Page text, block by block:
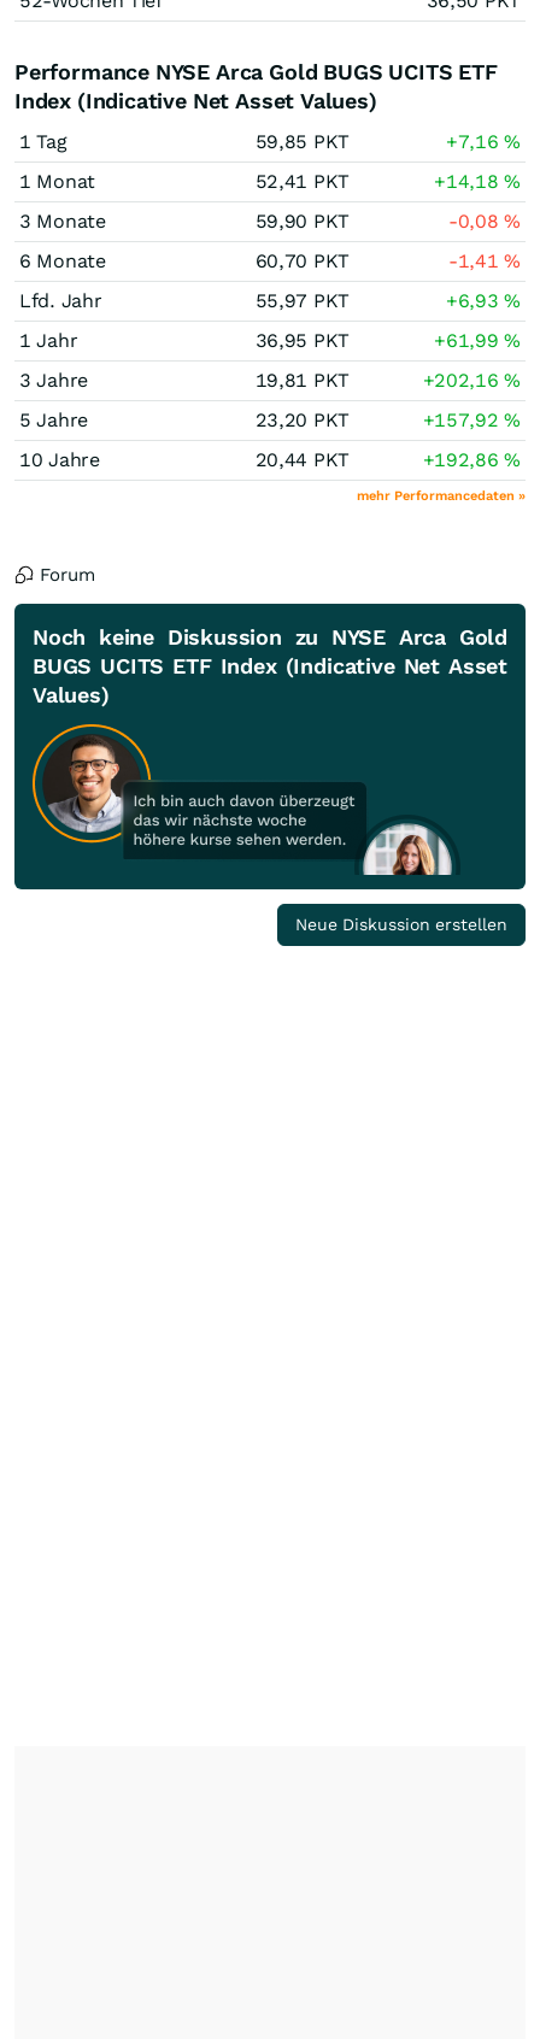
Performance NYSE Arca Gold BUGS UCITS ETF
Index (Indicative Net Asset Values)
1 Tag 59,85 PKT +7,16%
1 Monat
52,41 PKT +14,18%
3 Monate
59,90 PKT -0,08%
6 Monate
60,70 PKT -1,41%
Lfd. Jahr
55,97 PKT +6,93%
1 Jahr
36,95 PKT +61,99%
3 Jahre
19,81 PKT +202,16%
5 Jahre
23,20 PKT +157,92%
10 Jahre
20,44 PKT +192,86%
mehr Performancedaten »
Forum
Noch keine Diskussion zu NYSE Arca Gold
BUGS UCITS ETF Index (Indicative Net Asset
Values)
Neue Diskussion erstellen